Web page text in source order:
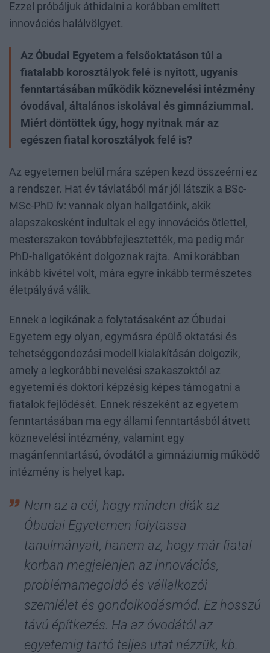
Ezzel próbáljuk áthidalni a korábban említett
innovációs halálvölgyet.
Az Óbudai Egyetem a felsőoktatáson túl a
fiatalabb korosztályok felé is nyitott, ugyanis
fenntartásában működik köznevelési intézmény
óvodával, általános iskolával és gimnáziummal.
Miért döntöttek úgy, hogy nyitnak már az
egészen fiatal korosztályok felé is?
Az egyetemen belül mára szépen kezd összeérni ez
a rendszer. Hat év távlatából már jól látszik a BSc-
MSc-PhD ív: vannak olyan hallgatóink, akik
alapszakosként indultak el egy innovációs ötlettel,
mesterszakon továbbfejlesztették, ma pedig már
PhD-hallgatóként dolgoznak rajta. Ami korábban
inkább kivétel volt, mára egyre inkább természetes
életpályává válik.
Ennek a logikának a folytatásaként az Óbudai
Egyetem egy olyan, egymásra épülő oktatási és
tehetséggondozási modell kialakításán dolgozik,
amely a legkorábbi nevelési szakaszoktól az
egyetemi és doktori képzésig képes támogatni a
fiatalok fejlődését. Ennek részeként az egyetem
fenntartásában ma egy állami fenntartásból átvett
köznevelési intézmény, valamint egy
magánfenntartású, óvodától a gimnáziumig működő
intézmény is helyet kap.
Nem az a cél, hogy minden diák az
Óbudai Egyetemen folytassa
tanulmányait, hanem az, hogy már fiatal
korban megjelenjen az innovációs,
problémamegoldó és vállalkozói
szemlélet és gondolkodásmód. Ez hosszú
távú építkezés. Ha az óvodától az
egyetemig tartó teljes utat nézzük, kb.